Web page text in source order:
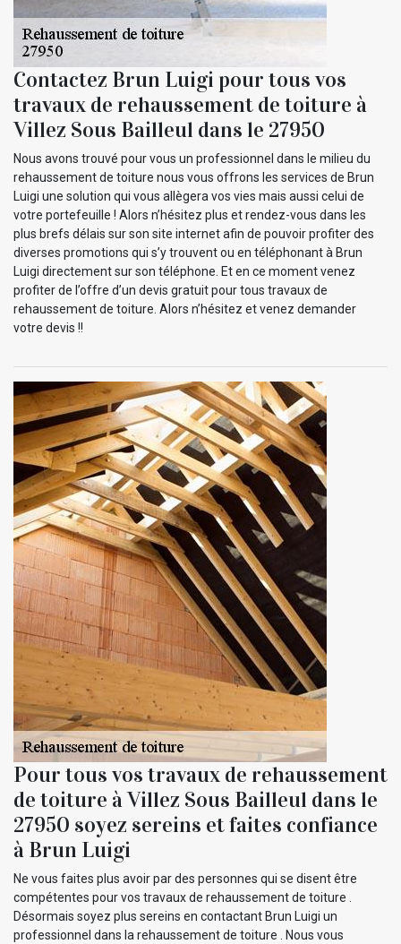
Contactez Brun Luigi pour tous vos
travaux de rehaussement de toiture à
Villez Sous Bailleul dans le 27950
Nous avons trouvé pour vous un professionnel dans le milieu du
rehaussement de toiture nous vous offrons les services de Brun
Luigi une solution qui vous allègera vos vies mais aussi celui de
votre portefeuille ! Alors n’hésitez plus et rendez-vous dans les
plus brefs délais sur son site internet afin de pouvoir profiter des
diverses promotions qui s’y trouvent ou en téléphonant à Brun
Luigi directement sur son téléphone. Et en ce moment venez
profiter de l’offre d’un devis gratuit pour tous travaux de
rehaussement de toiture. Alors n’hésitez et venez demander
votre devis !!
Pour tous vos travaux de rehaussement
de toiture à Villez Sous Bailleul dans le
27950 soyez sereins et faites confiance
à Brun Luigi
Ne vous faites plus avoir par des personnes qui se disent être
compétentes pour vos travaux de rehaussement de toiture .
Désormais soyez plus sereins en contactant Brun Luigi un
professionnel dans la rehaussement de toiture . Nous vous